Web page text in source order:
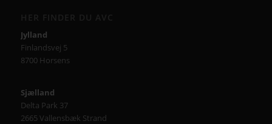
Jylland
Finlandsvej 5
8700 Horsens
Sjælland
Delta Park 37
2665 Vallensbæk Strand